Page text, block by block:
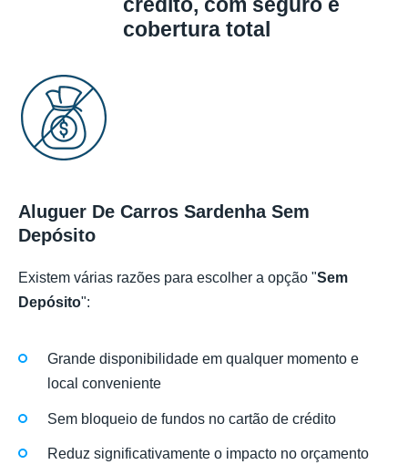
crédito, com seguro e
cobertura total
Aluguer De Carros Sardenha Sem
Depósito
Existem várias razões para escolher a opção "Sem
Depósito":
Grande disponibilidade em qualquer momento e
local conveniente
Sem bloqueio de fundos no cartão de crédito
Reduz significativamente o impacto no orçamento